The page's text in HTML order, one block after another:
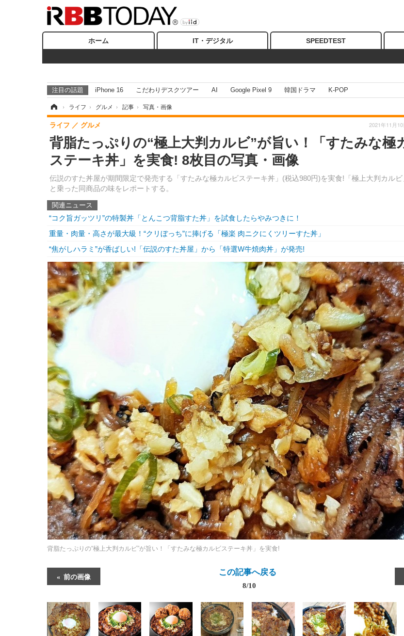
ホーム IT・デジタル SPEEDTEST
注目の話題 iPhone 16 こだわりデスクツアー AI Google Pixel 9 韓国ドラマ K-POP
› ライフ › グルメ › 記事 › 写真・画像
背脂たっぷりの“極上大判カルビ”が旨い！「すたみな極
ステーキ丼」を実食! 8枚目の写真・画像
伝説のすた丼屋が期間限定で発売する「すたみな極カルビステーキ丼」(税込980円)を実食!「極上大判カルビ
と乗った同商品の味をレポートする。
ライフ グルメ 2021年11月
関連ニュース
“コク旨ガッツリ”の特製丼「とんこつ背脂すた丼」を試食したらやみつきに！
重量・肉量・高さが最大級！“クリぼっち”に捧げる「極楽 肉ニクにくツリーすた丼」
“焦がしハラミ”が香ばしい!「伝説のすた丼屋」から「特選W牛焼肉丼」が発売!
背脂たっぷりの“極上大判カルビ”が旨い！「すたみな極カルビステーキ丼」を実食!
前の画像
この記事へ戻る
8/10